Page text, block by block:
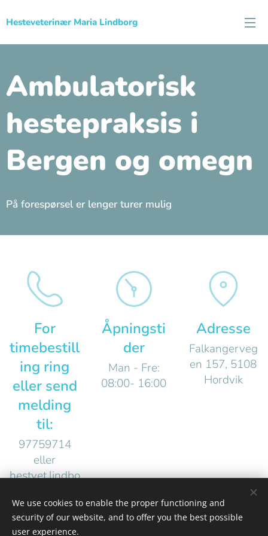
Hesteveterinær Maria Lindborg
Ambulatorisk
hestepraksis i
Bergen og omegn
På forespørsel er lenger turer mulig
For
timebestill
ing ring
eller send
melding
til:
97759714
eller
hestvet.lindbo
m
Åpningsti
der
Man - Fre:
08:00- 16:00
Adresse
Falkangerveg
en 157, 5108
Hordvik
We use cookies to enable the proper functioning and
security of our website, and to offer you the best possible
user experience.